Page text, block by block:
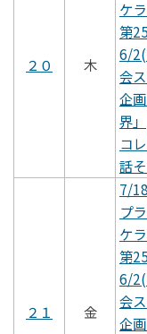
２０ 木
ケ
第
6/2(
会
企
界」
コ
話
２１ 金
7/
プ
ケ
第
6/2(
会
企